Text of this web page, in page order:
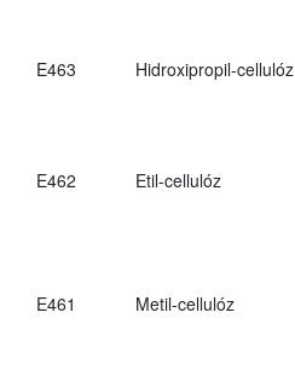
E463 Hidroxipropil-cellulóz
E462 Etil-cellulóz
E461 Metil-cellulóz